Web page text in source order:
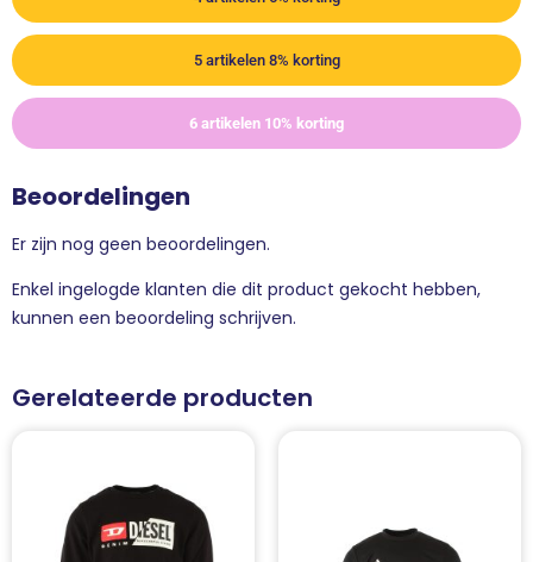
5 artikelen 8% korting
6 artikelen 10% korting
Beoordelingen
Er zijn nog geen beoordelingen.
Enkel ingelogde klanten die dit product gekocht hebben,
kunnen een beoordeling schrijven.
Gerelateerde producten